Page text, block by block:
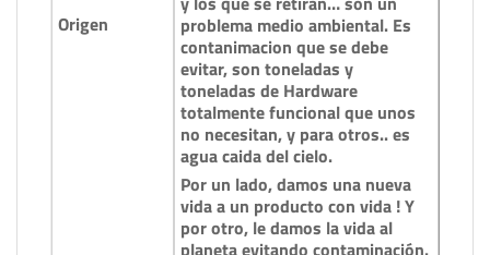
Origen
problema medio ambiental. Es
contanimacion que se debe
evitar, son toneladas y
toneladas de Hardware
totalmente funcional que unos
no necesitan, y para otros.. es
agua caida del cielo.
Por un lado, damos una nueva
vida a un producto con vida ! Y
por otro, le damos la vida al
planeta evitando contaminación.